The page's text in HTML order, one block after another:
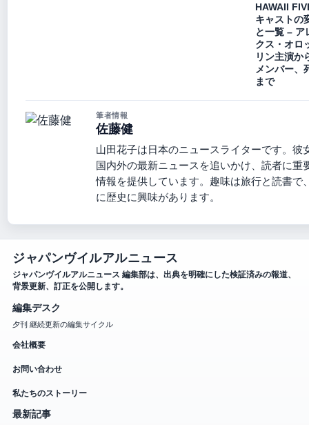
HAWAII
キャストの
と一覧 – ア
クス・オロ
リン主演か
メンバー、
まで
筆者情報
佐藤健
山田花子は日本のニュースライターです。彼
国内外の最新ニュースを追いかけ、読者に重
情報を提供しています。趣味は旅行と読書で
に歴史に興味があります。
ジャパンヴイルアルニュース
ジャパンヴイルアルニュース 編集部は、出典を明確にした検証済みの報道、
背景更新、訂正を公開します。
編集デスク
夕刊 継続更新の編集サイクル
会社概要
お問い合わせ
私たちのストーリー
最新記事